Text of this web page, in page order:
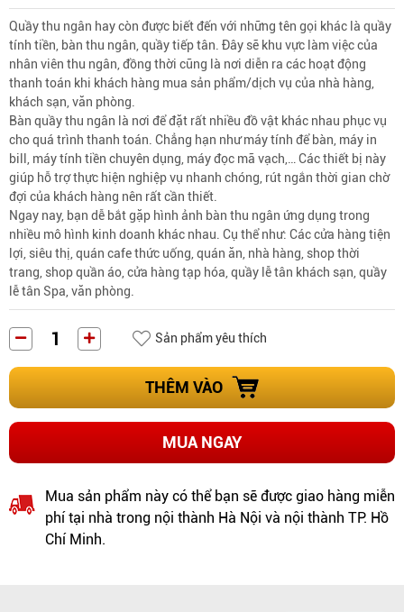
Quầy thu ngân hay còn được biết đến với những tên gọi khác là quầy
tính tiền, bàn thu ngân, quầy tiếp tân. Đây sẽ khu vực làm việc của
nhân viên thu ngân, đồng thời cũng là nơi diễn ra các hoạt động
thanh toán khi khách hàng mua sản phẩm/dịch vụ của nhà hàng,
khách sạn, văn phòng.
Bàn quầy thu ngân là nơi để đặt rất nhiều đồ vật khác nhau phục vụ
cho quá trình thanh toán. Chẳng hạn như máy tính để bàn, máy in
bill, máy tính tiền chuyên dụng, máy đọc mã vạch,… Các thiết bị này
giúp hỗ trợ thực hiện nghiệp vụ nhanh chóng, rút ngắn thời gian chờ
đợi của khách hàng nên rất cần thiết.
Ngay nay, bạn dễ bắt gặp hình ảnh bàn thu ngân ứng dụng trong
nhiều mô hình kinh doanh khác nhau. Cụ thể như: Các cửa hàng tiện
lợi, siêu thị, quán cafe thức uống, quán ăn, nhà hàng, shop thời
trang, shop quần áo, cửa hàng tạp hóa, quầy lễ tân khách sạn, quầy
lễ tân Spa, văn phòng.
Sản phẩm yêu thích
THÊM VÀO
MUA NGAY
Mua sản phẩm này có thể bạn sẽ được giao hàng miễn
phí tại nhà trong nội thành Hà Nội và nội thành TP. Hồ
Chí Minh.